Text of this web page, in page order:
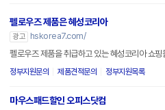
펠로우즈 제품은 혜성코리아
광고
hskorea7.com/
펠로우즈 제품을 취급하고 있는 혜성코리아 쇼핑
정부지원문의 제품견적문의 정부지원목록
마우스패드할인 오피스닷컴